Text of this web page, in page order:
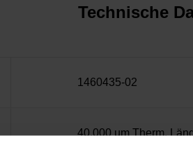
Technische
1460435-02
40,000 µm Therm.